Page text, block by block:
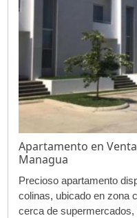
Apartamento en
Managua
Precioso apartamento
colinas, ubicado en zona
cerca de supermercados,